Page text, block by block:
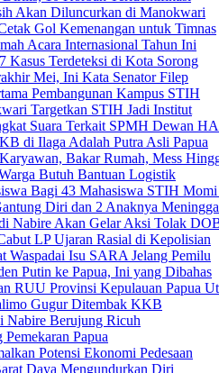
Akan Diluncurkan di Manokwari
Gol Kemenangan untuk Timnas
Acara Internasional Tahun Ini
Kasus Terdeteksi di Kota Sorong
Mei, Ini Kata Senator Filep
Pembangunan Kampus STIH
Targetkan STIH Jadi Institut
Suara Terkait SPMH Dewan
di Ilaga Adalah Putra Asli Papua
Bakar Rumah, Mess
Butuh Bantuan Logistik
Bagi 43 Mahasiswa STIH Momi
Diri dan 2 Anaknya
Nabire Akan Gelar Aksi Tolak
LP Ujaran Rasial di Kepolisian
Waspadai Isu SARA Jelang Pemilu
Putin ke Papua, Ini yang Dibahas
RUU Provinsi Kepulauan Papua
Gugur Ditembak KKB
Nabire Berujung Ricuh
Papua
Potensi Ekonomi Pedesaan
Daya Mengundurkan Diri